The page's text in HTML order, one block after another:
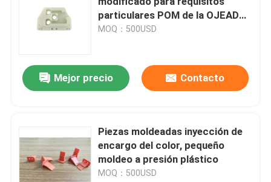
particulares POM de la OJEADA
de la PC de las piezas del
MOQ：500USD
Mejor precio Contacto
Piezas moldeadas inyección de
encargo del color, pequeño
moldeo a presión plástico
MOQ：500USD